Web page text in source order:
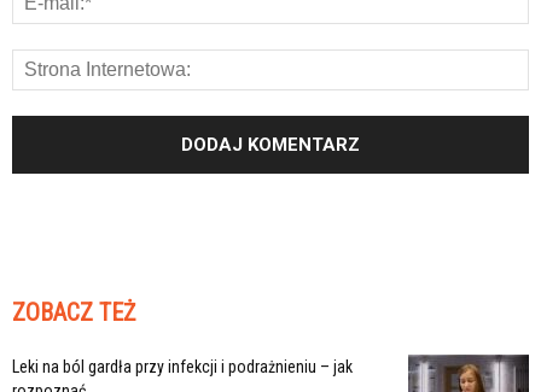
ZOBACZ TEŻ
Leki na ból gardła przy infekcji i podrażnieniu – jak